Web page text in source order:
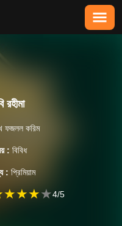
রহীমা
ফজলল করিম
: বিবিধ
: প্রিমিয়াম
★★★★4/5